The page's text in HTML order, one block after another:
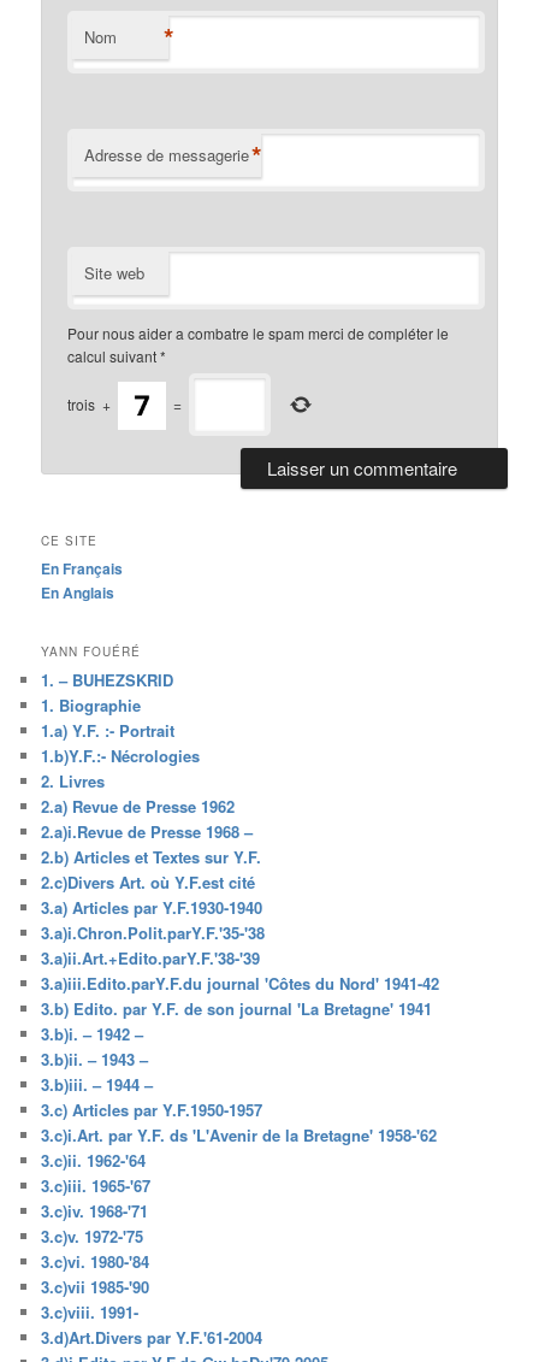
Nom *
Adresse de messagerie*
Site web
Pour nous aider a combatre le spam merci de compléter le
calcul suivant*
trois + =
CE SITE
En Français
En Anglais
YANN FOUÉRÉ
1. – BUHEZSKRID
1. Biographie
1.a) Y.F. :- Portrait
1.b)Y.F.:- Nécrologies
2. Livres
2.a) Revue de Presse 1962
2.a)i.Revue de Presse 1968 –
2.b) Articles et Textes sur Y.F.
2.c)Divers Art. où Y.F.est cité
3.a) Articles par Y.F.1930-1940
3.a)i.Chron.Polit.parY.F.'35-'38
3.a)ii.Art.+Edito.parY.F.'38-'39
3.a)iii.Edito.parY.F.du journal 'Côtes du Nord' 1941-42
3.b) Edito. par Y.F. de son journal 'La Bretagne' 1941
3.b)i. – 1942 –
3.b)ii. – 1943 –
3.b)iii. – 1944 –
3.c) Articles par Y.F.1950-1957
3.c)i.Art. par Y.F. ds 'L'Avenir de la Bretagne' 1958-'62
3.c)ii. 1962-'64
3.c)iii. 1965-'67
3.c)iv. 1968-'71
3.c)v. 1972-'75
3.c)vi. 1980-'84
3.c)vii 1985-'90
3.c)viii. 1991-
3.d)Art.Divers par Y.F.'61-2004